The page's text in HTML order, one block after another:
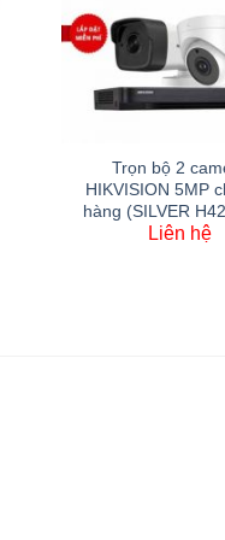
Trọn bộ 2
HIKVISION 5MP
hàng (SILVER
Liên hệ